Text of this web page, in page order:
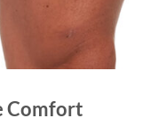
Comfort